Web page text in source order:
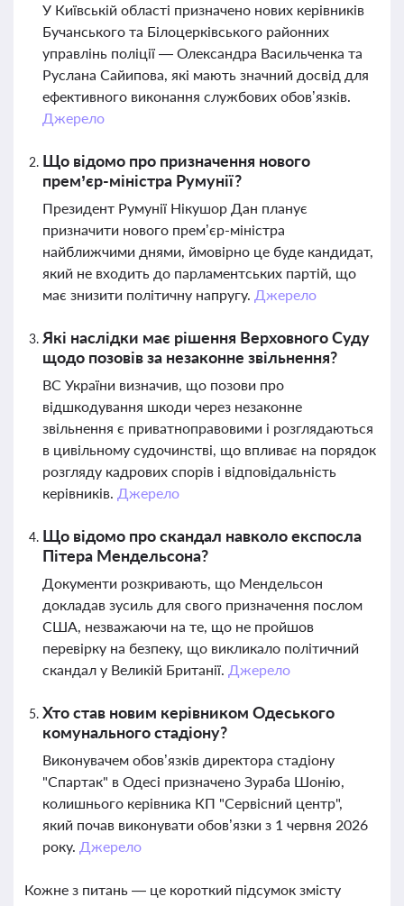
У Київській області призначено нових керівників
Бучанського та Білоцерківського районних
управлінь поліції — Олександра Васильченка та
Руслана Сайипова, які мають значний досвід для
ефективного виконання службових обов’язків.
Джерело
Що відомо про призначення нового
прем’єр-міністра Румунії?
Президент Румунії Нікушор Дан планує
призначити нового прем’єр-міністра
найближчими днями, ймовірно це буде кандидат,
який не входить до парламентських партій, що
має знизити політичну напругу. Джерело
Які наслідки має рішення Верховного Суду
щодо позовів за незаконне звільнення?
ВС України визначив, що позови про
відшкодування шкоди через незаконне
звільнення є приватноправовими і розглядаються
в цивільному судочинстві, що впливає на порядок
розгляду кадрових спорів і відповідальність
керівників. Джерело
Що відомо про скандал навколо експосла
Пітера Мендельсона?
Документи розкривають, що Мендельсон
докладав зусиль для свого призначення послом
США, незважаючи на те, що не пройшов
перевірку на безпеку, що викликало політичний
скандал у Великій Британії. Джерело
Хто став новим керівником Одеського
комунального стадіону?
Виконувачем обов’язків директора стадіону
"Спартак" в Одесі призначено Зураба Шонію,
колишнього керівника КП "Сервісний центр",
який почав виконувати обов’язки з 1 червня 2026
року. Джерело
Кожне з питань — це короткий підсумок змісту